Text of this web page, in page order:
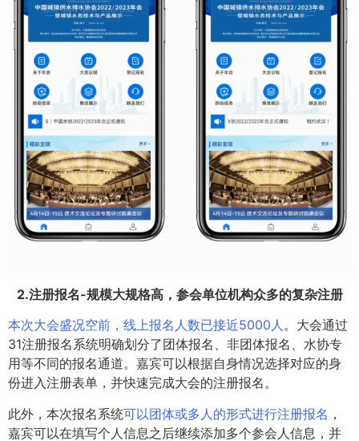
2.注册报名-规模大规格高，参会单位机构众多的复杂注册
本次大会盛况空前，线上报名人数已接近5000人。大会通过
31注册报名系统明确划分了团体报名、非团体报名、水协专
用等不同的报名通道。嘉宾可以根据自身情况选择对应的身
份进入注册表单，并快速完成大会的注册报名。
此外，本次报名系统可以团体或多人的形式进行注册报名 ，
嘉宾可以在填写个人信息之后继续添加多个参会人信息，并